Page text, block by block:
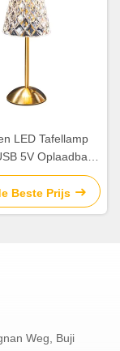
LED Tafellamp
5V Oplaadbaar
Drie Kleuren
Tafellamp
Beste Prijs
Weg, Buji